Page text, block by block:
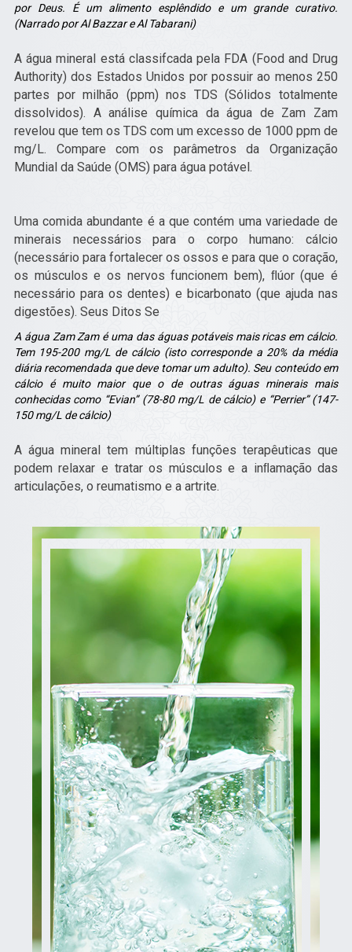
por Deus. É um alimento esplêndido e um grande curativo.
(Narrado por Al Bazzar e Al Tabarani)
A água mineral está classifcada pela FDA (Food and Drug
Authority) dos Estados Unidos por possuir ao menos 250
partes por milhão (ppm) nos TDS (Sólidos totalmente
dissolvidos). A análise química da água de Zam Zam
revelou que tem os TDS com um excesso de 1000 ppm de
mg/L. Compare com os parâmetros da Organização
Mundial da Saúde (OMS) para água potável.
Uma comida abundante é a que contém uma variedade de
minerais necessários para o corpo humano: cálcio
(necessário para fortalecer os ossos e para que o coração,
os músculos e os nervos funcionem bem), ﬂúor (que é
necessário para os dentes) e bicarbonato (que ajuda nas
digestões). Seus Ditos Se
A água Zam Zam é uma das águas potáveis mais ricas em cálcio.
Tem 195-200 mg/L de cálcio (isto corresponde a 20% da média
diária recomendada que deve tomar um adulto). Seu conteúdo em
cálcio é muito maior que o de outras águas minerais mais
conhecidas como “Evian” (78-80 mg/L de cálcio) e “Perrier” (147-
150 mg/L de cálcio)
A água mineral tem múltiplas funções terapêuticas que
podem relaxar e tratar os músculos e a inﬂamação das
articulações, o reumatismo e a artrite.